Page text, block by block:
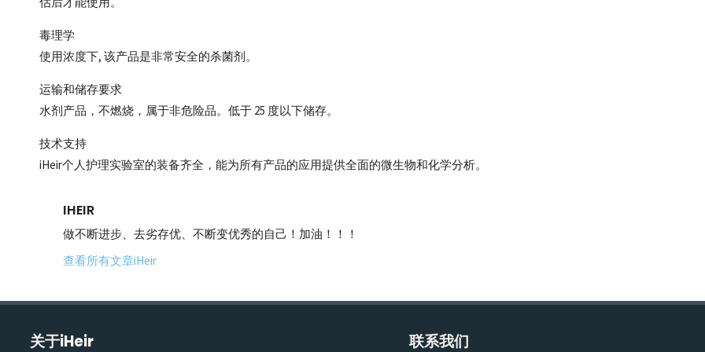
毒理学
使用浓度下, 该产品是非常安全的杀菌剂。
运输和储存要求
水剂产品，不燃烧，属于非危险品。低于 25 度以下储存。
技术支持
iHeir个人护理实验室的装备齐全，能为所有产品的应用提供全面的微生物和化学分析。
IHEIR
做不断进步、去劣存优、不断变优秀的自己！加油！！！
查看所有文章iHeir
关于iHeir 联系我们